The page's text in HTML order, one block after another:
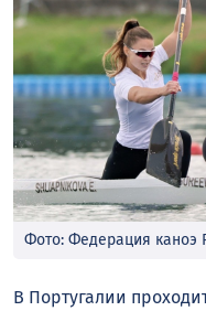
Фото: Федерация каноэ
В Португалии